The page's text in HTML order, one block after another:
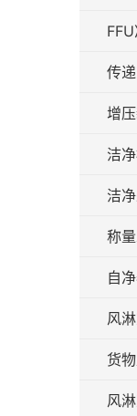
传
增
洁
洁
称
自
风
货
风